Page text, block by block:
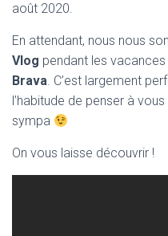
août 2020.
En attendant, nous nous
Vlog pendant les
Brava. C’est largement
l’habitude de penser à
sympa
On vous laisse découvrir !